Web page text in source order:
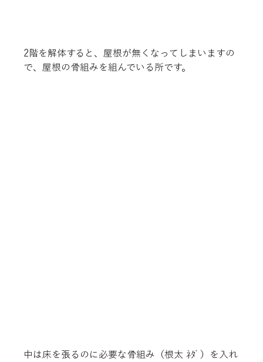
2階を解体すると、屋根が無くなってしまいますの
で、屋根の骨組みを組んでいる所です。
中は床を張るのに必要な骨組み（根太 ﾈﾀﾞ）を入れ